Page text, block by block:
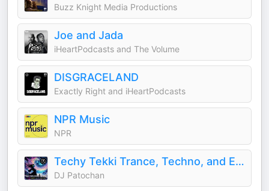
Buzz Knight Media Productions
Joe and Jada
iHeartPodcasts and The Volume
DISGRACELAND
Exactly Right and iHeartPodcasts
NPR Music
NPR
Techy Tekki Trance, Techno, and Euphoric Hardstyle
DJ Patochan